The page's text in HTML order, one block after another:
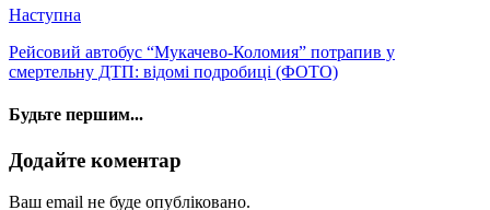
Наступна
Рейсовий автобус “Мукачево-Коломия” потрапив у
смертельну ДТП: відомі подробиці (ФОТО)
Будьте першим...
Додайте коментар
Ваш email не буде опубліковано.